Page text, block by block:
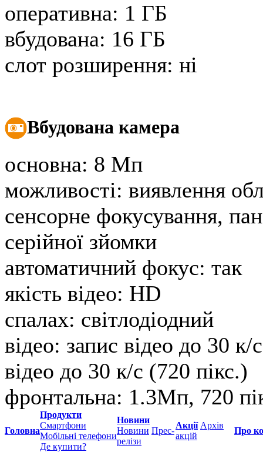
оперативна: 1 ГБ
вбудована: 16 ГБ
слот розширення: ні
Вбудована камера
основна: 8 Мп
можливості: виявлення
сенсорне фокусування,
серійної зйомки
автоматичний фокус: так
якість відео: HD
спалах: світлодіодний
відео: запис відео до 30 к/
відео до 30 к/с (720 пікс.)
фронтальна: 1.3Мп, 720
Головна
Продукти
Смартфони
Мобільні телефони
Де купити?
Новини
Новини Прес-
релізи
Акції Архів
акцій
Про